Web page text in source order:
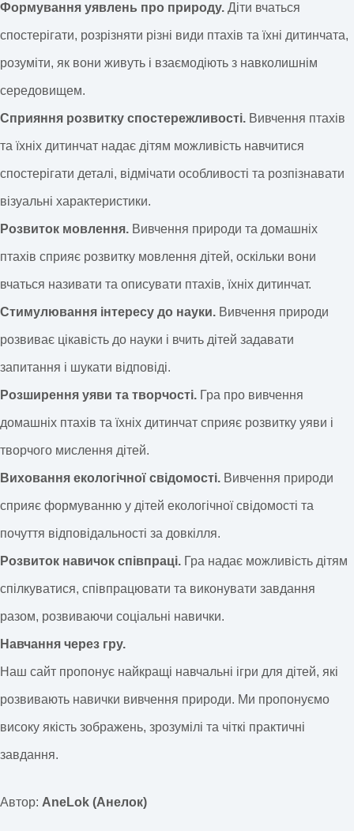
Формування уявлень про природу. Діти вчаться
спостерігати, розрізняти різні види птахів та їхні дитинчата,
розуміти, як вони живуть і взаємодіють з навколишнім
середовищем.
Сприяння розвитку спостережливості. Вивчення птахів
та їхніх дитинчат надає дітям можливість навчитися
спостерігати деталі, відмічати особливості та розпізнавати
візуальні характеристики.
Розвиток мовлення. Вивчення природи та домашніх
птахів сприяє розвитку мовлення дітей, оскільки вони
вчаться називати та описувати птахів, їхніх дитинчат.
Стимулювання інтересу до науки. Вивчення природи
розвиває цікавість до науки і вчить дітей задавати
запитання і шукати відповіді.
Розширення уяви та творчості. Гра про вивчення
домашніх птахів та їхніх дитинчат сприяє розвитку уяви і
творчого мислення дітей.
Виховання екологічної свідомості. Вивчення природи
сприяє формуванню у дітей екологічної свідомості та
почуття відповідальності за довкілля.
Розвиток навичок співпраці. Гра надає можливість дітям
спілкуватися, співпрацювати та виконувати завдання
разом, розвиваючи соціальні навички.
Навчання через гру.
Наш сайт пропонує найкращі навчальні ігри для дітей, які
розвивають навички вивчення природи. Ми пропонуємо
високу якість зображень, зрозумілі та чіткі практичні
завдання.
Автор: AneLok (Анелок)